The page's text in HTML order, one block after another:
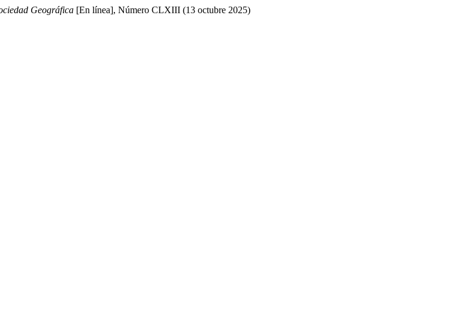
Geográfica [En línea], Número CLXIII (13 octubre 2025)